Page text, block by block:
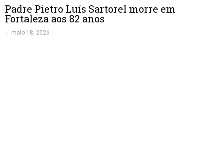
Padre Pietro Luís Sartorel morre em
Fortaleza aos 82 anos
maio 18, 2026